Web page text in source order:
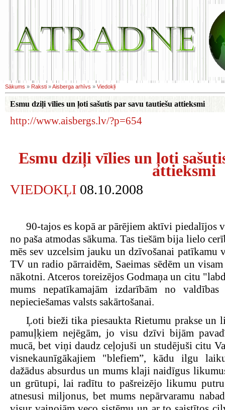
Sākums » Raksti »Aisberga arhīvs » Viedokļi
Esmu dziļi vīlies un ļoti sašutis par savu tautiešu attieksmi
http://www.aisbergs.lv/?p=654
Esmu dziļi vīlies un ļoti
attieksmi
VIEDOKĻI 08.10.2008
90-tajos es kopā ar pārējiem aktīvi piedalījos
no paša atmodas sākuma. Tas tiešām bija lielo
mēs sev uzcelsim jauku un dzīvošanai
TV un radio pārraidēm, Saeimas sēdēm un
nākotni. Atceros toreizējos Godmaņa un citu
mums nepatīkamajām izdarībām no
nepieciešamas valsts sakārtošanai.
Ļoti bieži tika piesaukta Rietumu prakse un
pamuļķiem nejēgām, jo visu dzīvi bijām
mucā, bet viņi daudz ceļojuši un studējuši citu
visnekaunīgākajiem "blefiem”, kādu ilgu
dažādus absurdus un mums klaji naidīgus
un grūtupi, lai radītu to pašreizējo likumu
atnesusi miljonus, bet mums nepārvaramu